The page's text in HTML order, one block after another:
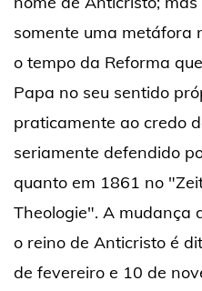
somente uma metáfora
o tempo da Reforma
Papa no seu sentido
praticamente ao credo
seriamente defendido
quanto em 1861 no
Theologie". A mudança
o reino de Anticristo é
de fevereiro e 10 de